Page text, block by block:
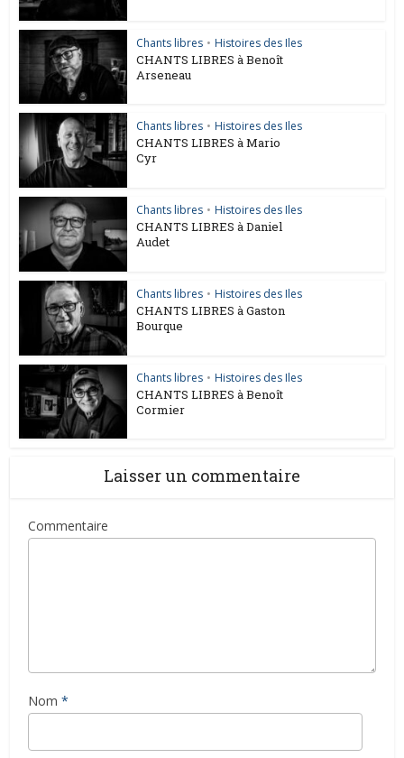
Chants libres • Histoires des Iles
CHANTS LIBRES à Benoît
Arseneau
Chants libres • Histoires des Iles
CHANTS LIBRES à Mario
Cyr
Chants libres • Histoires des Iles
CHANTS LIBRES à Daniel
Audet
Chants libres • Histoires des Iles
CHANTS LIBRES à Gaston
Bourque
Chants libres • Histoires des Iles
CHANTS LIBRES à Benoît
Cormier
Laisser un commentaire
Commentaire
Nom *